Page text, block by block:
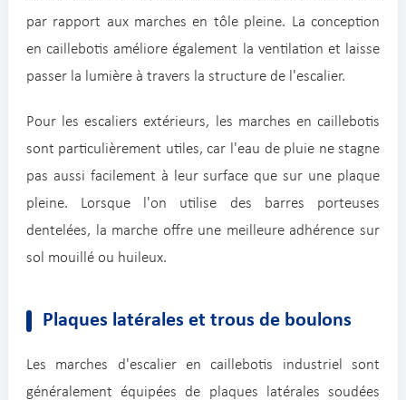
par rapport aux marches en tôle pleine. La conception
en caillebotis améliore également la ventilation et laisse
passer la lumière à travers la structure de l'escalier.
Pour les escaliers extérieurs, les marches en caillebotis
sont particulièrement utiles, car l'eau de pluie ne stagne
pas aussi facilement à leur surface que sur une plaque
pleine. Lorsque l'on utilise des barres porteuses
dentelées, la marche offre une meilleure adhérence sur
sol mouillé ou huileux.
Plaques latérales et trous de boulons
Les marches d'escalier en caillebotis industriel sont
généralement équipées de plaques latérales soudées